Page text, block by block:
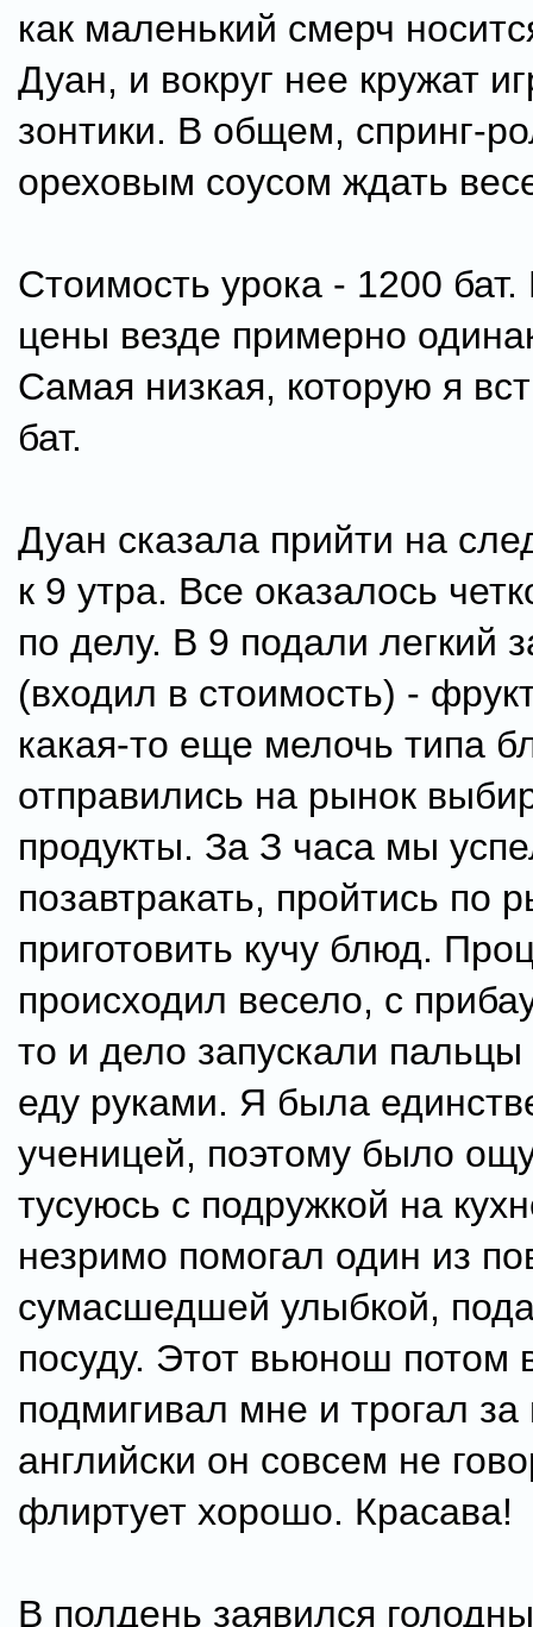
как маленький смерч
Дуан, и вокруг нее кружат
зонтики. В общем, спринг-
ореховым соусом ждать
Стоимость урока - 1200
цены везде примерно
Самая низкая, которую я
бат.
Дуан сказала прийти на
к 9 утра. Все оказалось
по делу. В 9 подали легкий
(входил в стоимость) -
какая-то еще мелочь типа
отправились на рынок
продукты. За З часа мы
позавтракать, пройтись по
приготовить кучу блюд.
происходил весело, с
то и дело запускали
еду руками. Я была
ученицей, поэтому было
тусуюсь с подружкой на
незримо помогал один из
сумасшедшей улыбкой,
посуду. Этот вьюнош потом
подмигивал мне и трогал
английски он совсем не
флиртует хорошо. Красава!
В полдень заявился